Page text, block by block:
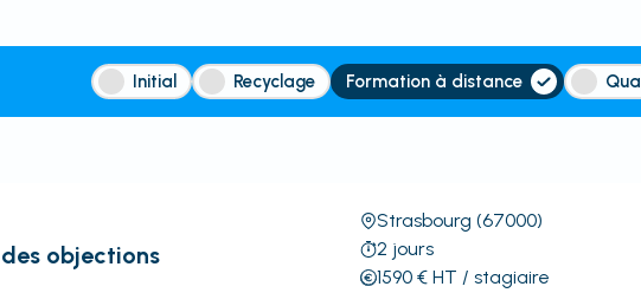
Initial Recyclage Formation à distance
objections
Strasbourg (67000)
2 jours
1590€ HT / stagiaire